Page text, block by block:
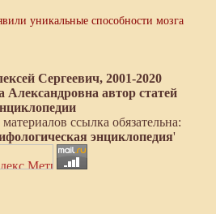
уникальные способности мозга
Сергеевич, 2001-2020
автор статей
ссылка обязательна:
энциклопедия'